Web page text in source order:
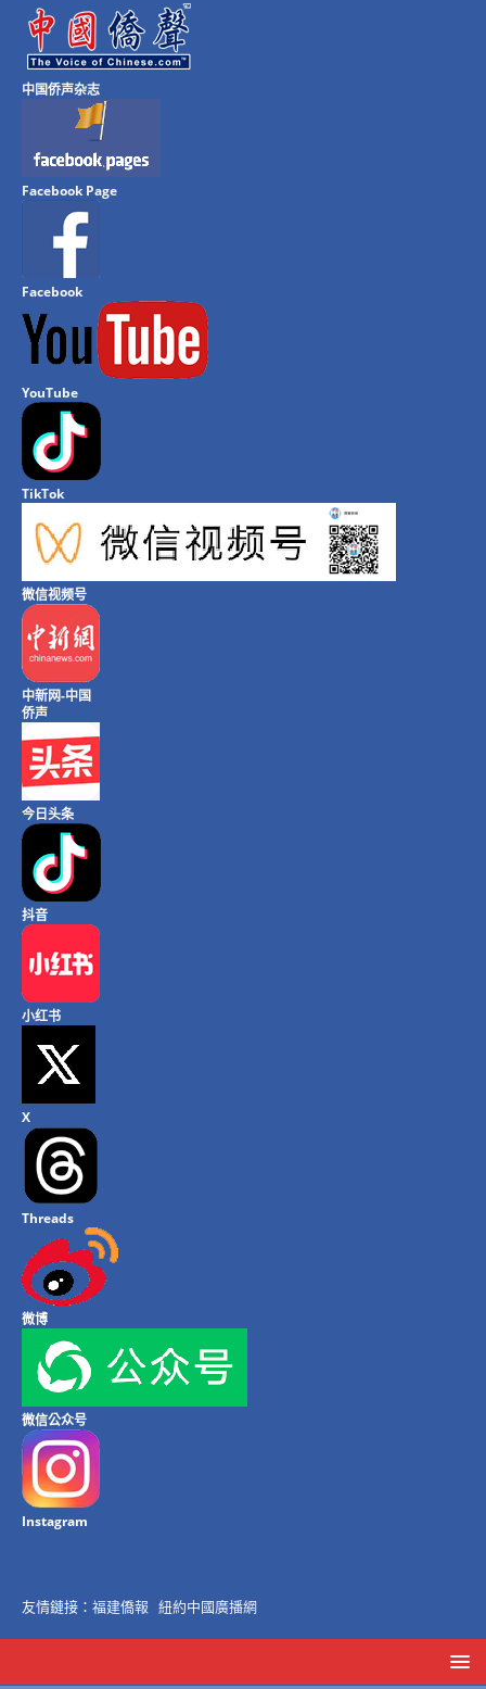
中国侨声杂志
Facebook Page
Facebook
YouTube
TikTok
微信视频号
中新网-中国
侨声
今日头条
抖音
小红书
X
Threads
微博
微信公众号
Instagram
友情鏈接： 福建僑報 紐約中國廣播網